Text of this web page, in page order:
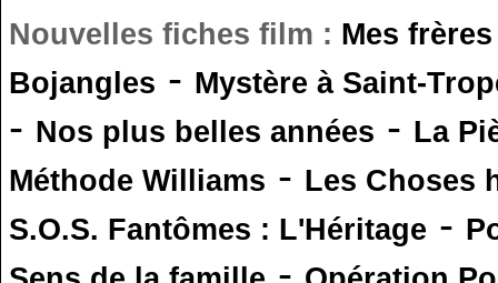
Nouvelles fiches film : Mes
Bojangles - Mystère à Saint-
- Nos plus belles années - La
Méthode Williams - Les Choses
S.O.S. Fantômes : L'Héritage -